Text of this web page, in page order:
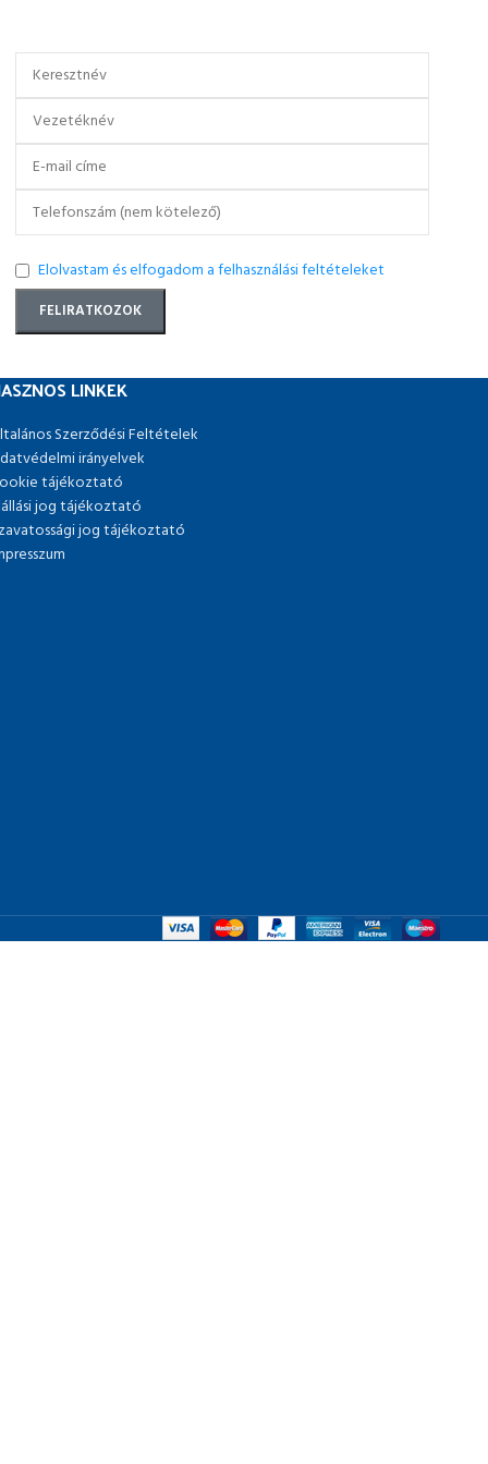
Elolvastam és elfogadom a felhasználási feltételeket
LINKEK
Szerződési Feltételek
irányelvek
tájékoztató
jog tájékoztató
jog tájékoztató